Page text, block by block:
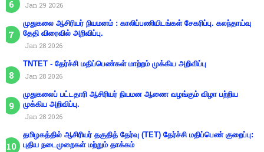
Jan 29 2026
முதுகலை ஆசிரியர் நியமனம் : காலிப்பணியிடங்கள் சேகரிப்பு. கலந்தாய்வு
தேதி விரைவில் அறிவிப்பு.
Jan 28 2026
TNTET - தேர்ச்சி மதிப்பெண்கள் மாற்றம் முக்கிய அறிவிப்பு
Jan 28 2026
முதுகலைப் பட்டதாரி ஆசிரியர் நியமன ஆணை வழங்கும் விழா பற்றிய
முக்கிய அறிவிப்பு.
Jan 28 2026
தமிழகத்தில் ஆசிரியர் தகுதித் தேர்வு (TET) தேர்ச்சி மதிப்பெண் குறைப்பு:
புதிய நடைமுறைகள் மற்றும் தாக்கம்